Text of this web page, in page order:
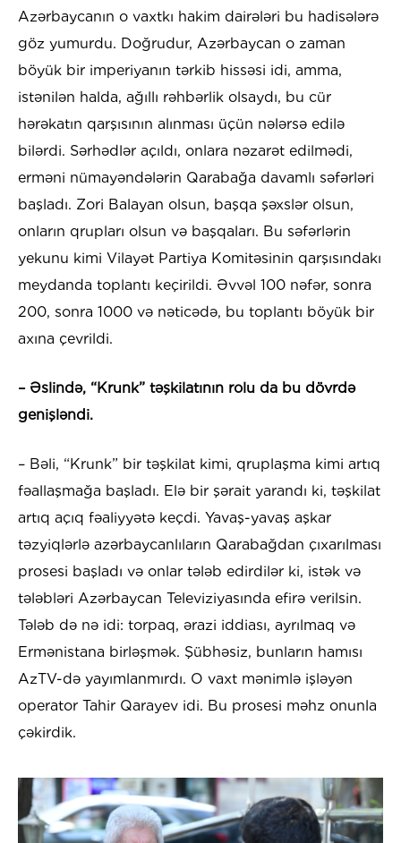
Azərbaycanın o vaxtkı hakim dairələri bu hadisələrə
göz yumurdu. Doğrudur, Azərbaycan o zaman
böyük bir imperiyanın tərkib hissəsi idi, amma,
istənilən halda, ağıllı rəhbərlik olsaydı, bu cür
hərəkatın qarşısının alınması üçün nələrsə edilə
bilərdi. Sərhədlər açıldı, onlara nəzarət edilmədi,
erməni nümayəndələrin Qarabağa davamlı səfərləri
başladı. Zori Balayan olsun, başqa şəxslər olsun,
onların qrupları olsun və başqaları. Bu səfərlərin
yekunu kimi Vilayət Partiya Komitəsinin qarşısındakı
meydanda toplantı keçirildi. Əvvəl 100 nəfər, sonra
200, sonra 1000 və nəticədə, bu toplantı böyük bir
axına çevrildi.
– Əslində, “Krunk” təşkilatının rolu da bu dövrdə
genişləndi.
– Bəli, “Krunk” bir təşkilat kimi, qruplaşma kimi artıq
fəallaşmağa başladı. Elə bir şərait yarandı ki, təşkilat
artıq açıq fəaliyyətə keçdi. Yavaş-yavaş aşkar
təzyiqlərlə azərbaycanlıların Qarabağdan çıxarılması
prosesi başladı və onlar tələb edirdilər ki, istək və
tələbləri Azərbaycan Televiziyasında efirə verilsin.
Tələb də nə idi: torpaq, ərazi iddiası, ayrılmaq və
Ermənistana birləşmək. Şübhəsiz, bunların hamısı
AzTV-də yayımlanmırdı. O vaxt mənimlə işləyən
operator Tahir Qarayev idi. Bu prosesi məhz onunla
çəkirdik.